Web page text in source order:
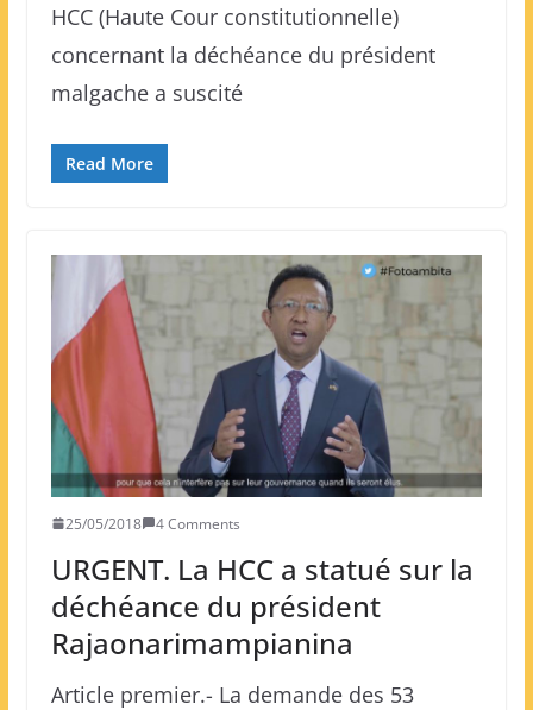
HCC (Haute Cour constitutionnelle)
concernant la déchéance du président
malgache a suscité
Read More
25/05/2018 4 Comments
URGENT. La HCC a statué sur la
déchéance du président
Rajaonarimampianina
Article premier.- La demande des 53